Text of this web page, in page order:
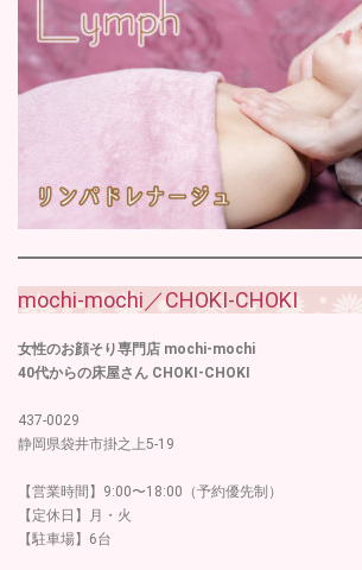
mochi-mochi／CHOKI-CHOKI
女性のお顔そり専門店 mochi-mochi
40代からの床屋さん CHOKI-CHOKI
437-0029
静岡県袋井市掛之上5-19
【営業時間】9:00〜18:00（予約優先制）
【定休日】月・火
【駐車場】6台